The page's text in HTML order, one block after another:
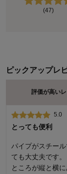
(47)
ピックアップレ
評価が高い
5.0
とっても便利
パイプがスチー
ても大丈夫です
ところが縦と横
1.0
バスケットの取っ
デザインと自宅
凄く良かったの
の横の部分に切